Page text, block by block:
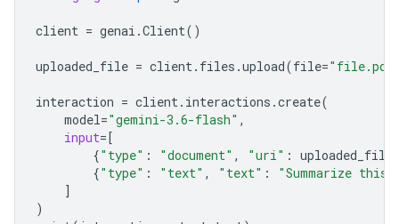
client = genai .Client()
uploaded_file = client. files .upload(file=
interaction = client. interactions .create(
model="gemini-3.6-flash" ,
input=[
{"type" : "document" , "uri" : uploaded_file
{"type" : "text" , "text" :
"Summarize this
]
)